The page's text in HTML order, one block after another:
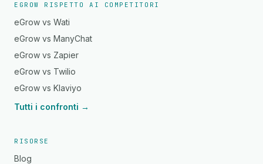
EGROW RISPETTO AI COMPETITORI
eGrow vs Wati
eGrow vs ManyChat
eGrow vs Zapier
eGrow vs Twilio
eGrow vs Klaviyo
Tutti i confronti →
RISORSE
Blog